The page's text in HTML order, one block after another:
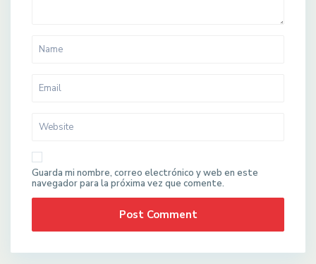
Guarda mi nombre, correo electrónico y web en este
navegador para la próxima vez que comente.